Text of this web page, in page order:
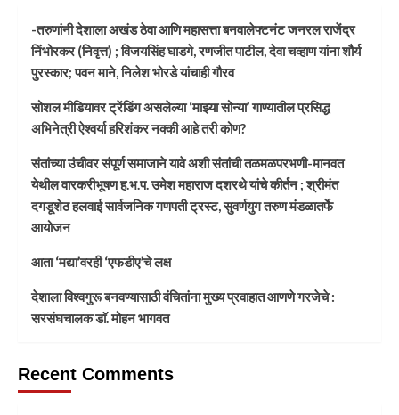
-तरुणांनी देशाला अखंड ठेवा आणि महासत्ता बनवालेफ्टनंट जनरल राजेंद्र
निंभोरकर (निवृत्त) ; विजयसिंह घाडगे, रणजीत पाटील, देवा चव्हाण यांना शौर्य
पुरस्कार; पवन माने, निलेश भोरडे यांचाही गौरव
सोशल मीडियावर ट्रेंडिंग असलेल्या ‘माझ्या सोन्या’ गाण्यातील प्रसिद्ध
अभिनेत्री ऐश्वर्या हरिशंकर नक्की आहे तरी कोण?
संतांच्या उंचीवर संपूर्ण समाजाने यावे अशी संतांची तळमळपरभणी-मानवत
येथील वारकरीभूषण ह.भ.प. उमेश महाराज दशरथे यांचे कीर्तन ; श्रीमंत
दगडूशेठ हलवाई सार्वजनिक गणपती ट्रस्ट, सुवर्णयुग तरुण मंडळातर्फे
आयोजन
आता ‘मद्या’वरही ‘एफडीए’चे लक्ष
देशाला विश्वगुरू बनवण्यासाठी वंचितांना मुख्य प्रवाहात आणणे गरजेचे :
सरसंघचालक डाॅ. मोहन भागवत
Recent Comments